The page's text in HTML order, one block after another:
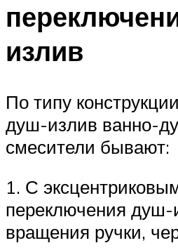
излив
По типу
душ-излив ванно-
смесители бывают:
1. С
переключения душ-
вращения ручки,